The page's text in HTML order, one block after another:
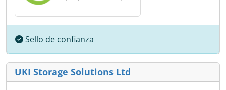
Sello de confianza
UKI Storage Solutions Ltd